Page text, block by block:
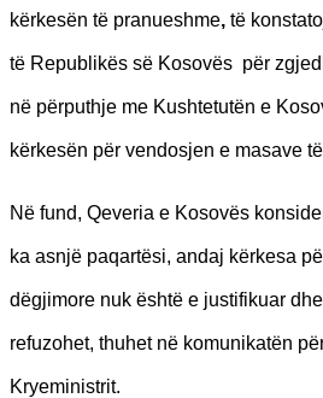
kërkesën të pranueshme, të
të Republikës së Kosovës për
në përputhje me Kushtetutën e
kërkesën për vendosjen e masave
Në fund, Qeveria e Kosovës
ka asnjë paqartësi, andaj kërkesa
dëgjimore nuk është e justifikuar
refuzohet, thuhet në komunikatën
Kryeministrit.